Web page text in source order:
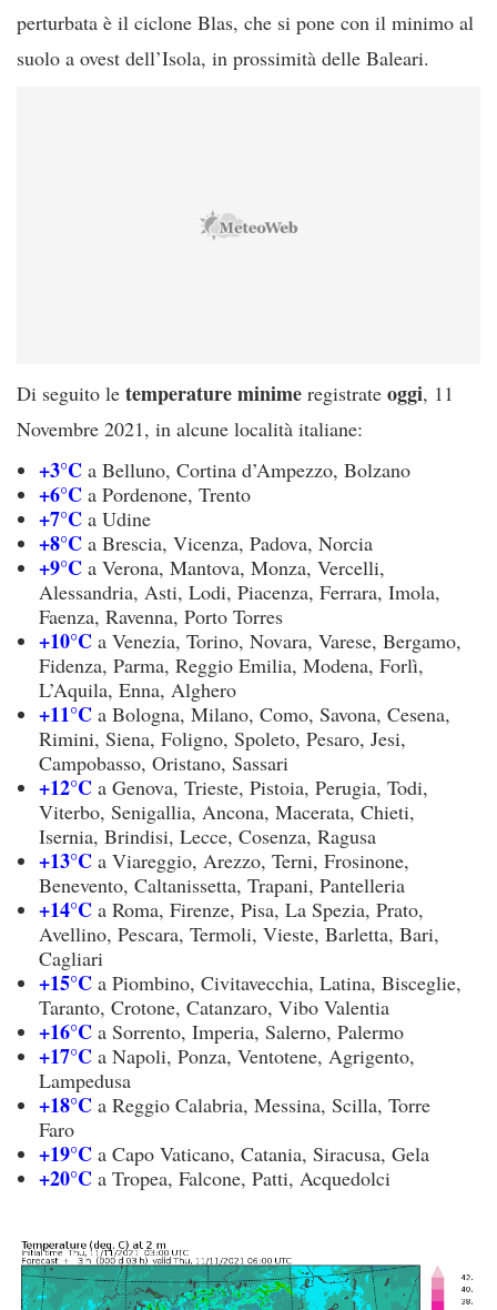
perturbata è il ciclone Blas, che si pone con il minimo al
suolo a ovest dell’Isola, in prossimità delle Baleari.
Di seguito le temperature minime registrate oggi, 11
Novembre 2021, in alcune località italiane:
+3°C a Belluno, Cortina d’Ampezzo, Bolzano
+6°C a Pordenone, Trento
+7°C a Udine
+8°C a Brescia, Vicenza, Padova, Norcia
+9°C a Verona, Mantova, Monza, Vercelli,
Alessandria, Asti, Lodi, Piacenza, Ferrara, Imola,
Faenza, Ravenna, Porto Torres
+10°C a Venezia, Torino, Novara, Varese, Bergamo,
Fidenza, Parma, Reggio Emilia, Modena, Forlì,
L’Aquila, Enna, Alghero
+11°C a Bologna, Milano, Como, Savona, Cesena,
Rimini, Siena, Foligno, Spoleto, Pesaro, Jesi,
Campobasso, Oristano, Sassari
+12°C a Genova, Trieste, Pistoia, Perugia, Todi,
Viterbo, Senigallia, Ancona, Macerata, Chieti,
Isernia, Brindisi, Lecce, Cosenza, Ragusa
+13°C a Viareggio, Arezzo, Terni, Frosinone,
Benevento, Caltanissetta, Trapani, Pantelleria
+14°C a Roma, Firenze, Pisa, La Spezia, Prato,
Avellino, Pescara, Termoli, Vieste, Barletta, Bari,
Cagliari
+15°C a Piombino, Civitavecchia, Latina, Bisceglie,
Taranto, Crotone, Catanzaro, Vibo Valentia
+16°C a Sorrento, Imperia, Salerno, Palermo
+17°C a Napoli, Ponza, Ventotene, Agrigento,
Lampedusa
+18°C a Reggio Calabria, Messina, Scilla, Torre
Faro
+19°C a Capo Vaticano, Catania, Siracusa, Gela
+20°C a Tropea, Falcone, Patti, Acquedolci